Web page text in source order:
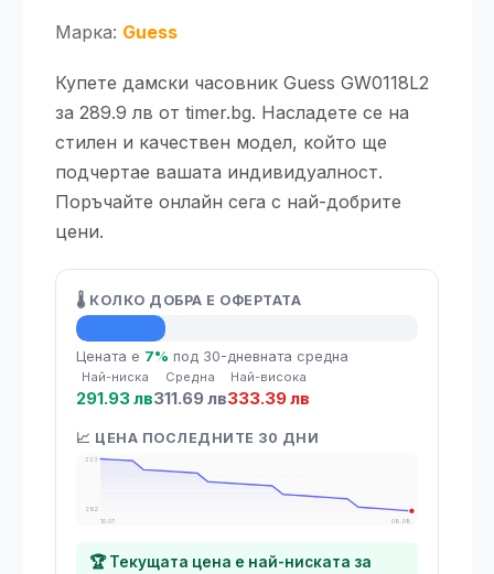
Марка: Guess
Купете дамски часовник Guess GW0118L2
за 289.9 лв от timer.bg. Насладете се на
стилен и качествен модел, който ще
подчертае вашата индивидуалност.
Поръчайте онлайн сега с най-добрите
цени.
🌡️ КОЛКО ДОБРА Е ОФЕРТАТА
💡 Средна цена
Цената е 7% под 30-дневната средна
Най-ниска
291.93 лв
Средна
311.69 лв
Най-висока
333.39 лв
📈 ЦЕНА ПОСЛЕДНИТЕ 30 ДНИ
333
292
10.07
08.08
🏆 Текущата цена е най-ниската за